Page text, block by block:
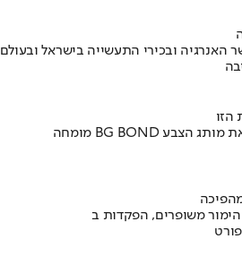
ובכירי התעשייה בישראל ובעולם
הזו